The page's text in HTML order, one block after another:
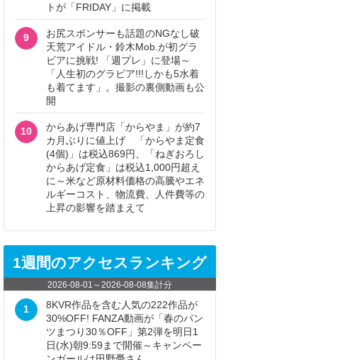
トが「FRIDAY」に掲載
9
お尻スポンサーも話題のNGなし破
天荒アイドル・鈴木Mob.が初グラ
ビアに挑戦! 「週プレ」に登場～
「人生初のグラビア!!!しかも5水着
も着てます」。撮影の裏側動画も公
開
10
からあげ専門店「からやま」が約7
カ月ぶりに値上げ 「からやま定食
(4個)」は税込869円、「ねぎおろし
からあげ定食」は税込1,000円超え
に～米など原材料価格の高騰やエネ
ルギーコスト、物流費、人件費等の
上昇の影響を踏まえて
1週間のアクセスランキング
2026-08-01 ～2026-08-08集計分
1
8KVR作品を含む人気の222作品が
30%OFF! FANZA動画が「春のパン
ツまつり30％OFF」第2弾を明日1
日(水)朝9:59まで開催～キャンペー